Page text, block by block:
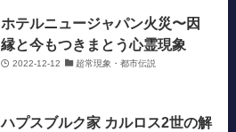
ホテルニュージャパン火災〜因
縁と今もつきまとう心霊現象
2022-12-12 超常現象・都市伝説
ハプスブルク家 カルロス2世の解